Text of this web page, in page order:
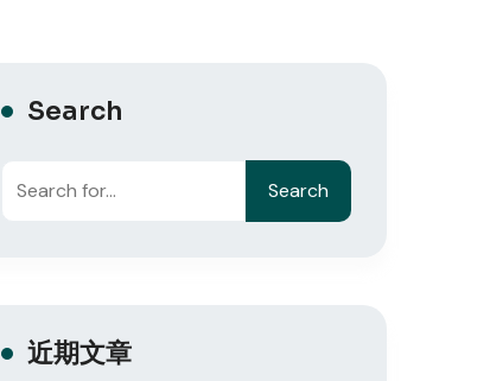
Search
Search
近期文章